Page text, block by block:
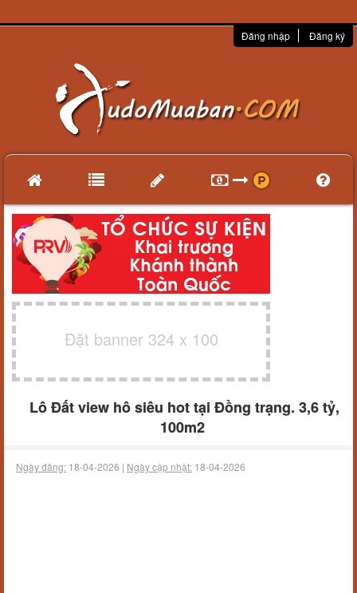
Đăng nhập Đăng ký
Đặt banner 324 x 100
Lô Đất view hô siêu hot tại Đồng trạng. 3,6 tỷ,
100m2
Ngày đăng: 18-04-2026 | Ngày cập nhật: 18-04-2026